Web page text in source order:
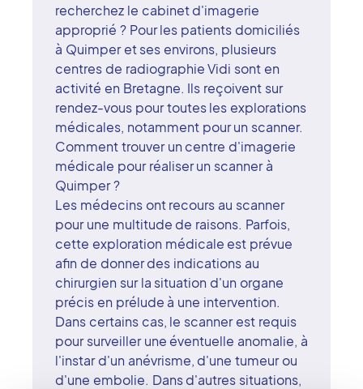
recherchez le cabinet d'imagerie
approprié ? Pour les patients domiciliés
à Quimper et ses environs, plusieurs
centres de radiographie Vidi sont en
activité en Bretagne. Ils reçoivent sur
rendez-vous pour toutes les explorations
médicales, notamment pour un scanner.
Comment trouver un centre d'imagerie
médicale pour réaliser un scanner à
Quimper ?
Les médecins ont recours au scanner
pour une multitude de raisons. Parfois,
cette exploration médicale est prévue
afin de donner des indications au
chirurgien sur la situation d'un organe
précis en prélude à une intervention.
Dans certains cas, le scanner est requis
pour surveiller une éventuelle anomalie, à
l'instar d'un anévrisme, d'une tumeur ou
d'une embolie. Dans d'autres situations,